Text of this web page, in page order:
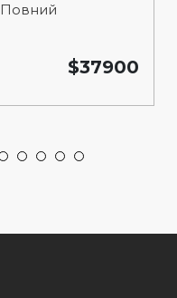
Повний
$37900